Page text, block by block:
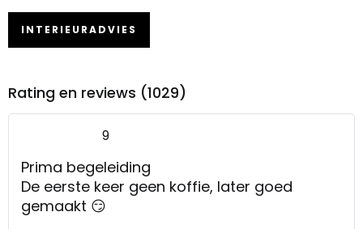
INTERIEURADVIES
Rating en reviews (1029)
9
Prima begeleiding
De eerste keer geen koffie, later goed
gemaakt 😏